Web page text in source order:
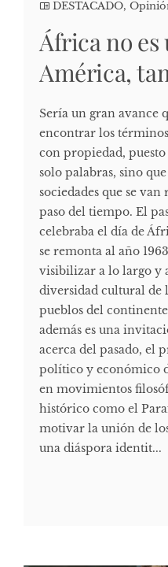
DESTACADO,
África no es
América,
Sería un gran avance
encontrar los
con propiedad,
solo palabras, sino
sociedades que se
paso del tiempo. El
celebraba el día de
se remonta al año
visibilizar a lo largo y
diversidad cultural de
pueblos del
además es una
acerca del pasado, el
político y económico
en movimientos
histórico como el
motivar la unión de
una diáspora identit...